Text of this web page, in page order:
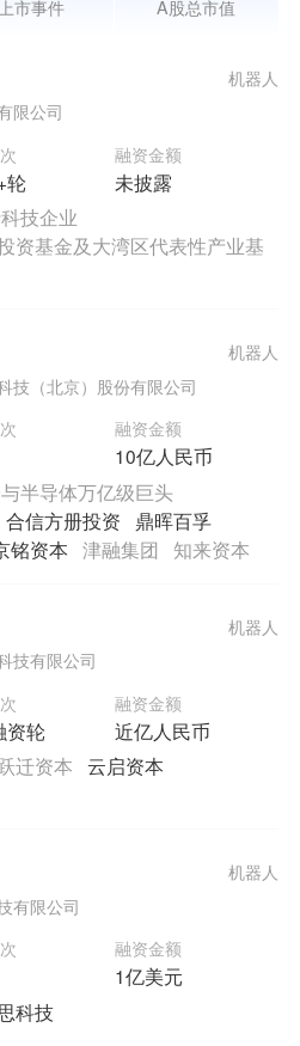
上市事件 A股总市值
限公司
轮
融资金额
未披露
机器人
技企业
资基金及大湾区代表性产业基
技（北京）股份有限公司
融资金额
10亿人民币
机器人
半导体万亿级巨头
合信方册投资
鼎晖百孚
铭资本 津融集团 知来资本
技有限公司
资轮
融资金额
近亿人民币
机器人
迁资本 云启资本
有限公司
融资金额
1亿美元
机器人
科技